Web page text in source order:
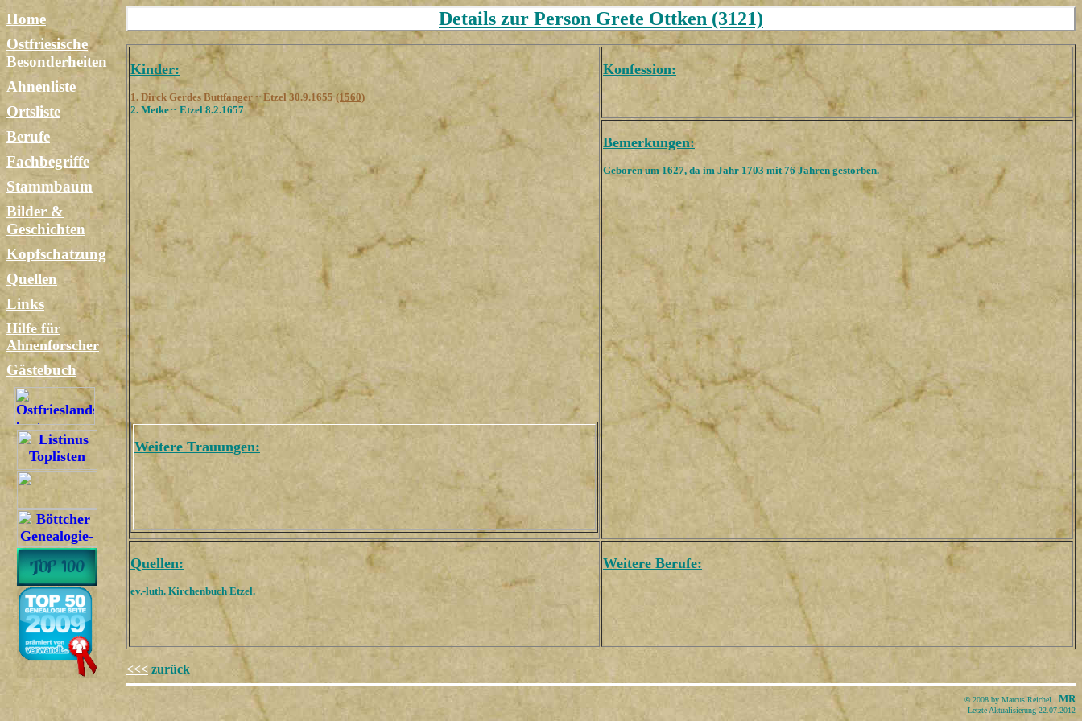
Home
Ostfriesische
Besonderheiten
Ahnenliste
Ortsliste
Berufe
Fachbegriffe
Stammbaum
Bilder &
Geschichten
Kopfschatzung
Quellen
Links
Hilfe für
Ahnenforscher
Gästebuch
Details zur Person Grete Ottken (3121)
Kinder:
1. Dirck Gerdes Buttfanger ~ Etzel 30.9.1655(1560)
2. Metke ~ Etzel 8.2.1657
Weitere Trauungen:
Konfession:
Bemerkungen:
Geboren um 1627, da im Jahr 1703 mit 76 Jahren gestorben.
Quellen:
ev.-luth. Kirchenbuch Etzel.
Weitere Berufe:
<<< zurück
©2008 by Marcus Reichel MR
Letzte Aktualisierung 22.07.2012